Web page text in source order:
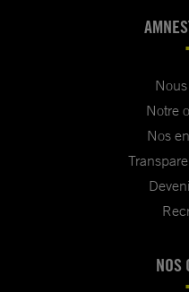
Notre
Nos
NOS